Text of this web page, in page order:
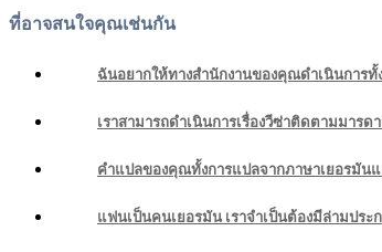
ที่อาจสนใจคุณเช่นกัน
ฉันอยากให้ทางสำนักงานของคุณดำเนินการ
เราสามารถดำเนินการเรื่องวีซ่าติดตามมาร
คำแปลของคุณทั้งการแปลจากภาษาเยอรมัน
แฟนเป็นคนเยอรมัน เราจำเป็นต้องมีล่ามปร